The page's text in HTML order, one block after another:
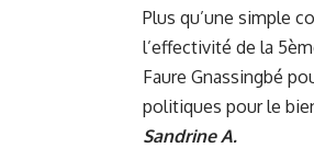
Plus qu’une simple
l’effectivité de la
Faure Gnassingbé
politiques pour le
Sandrine A.